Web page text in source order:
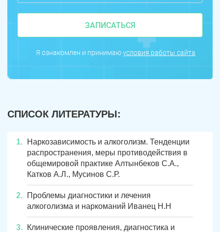
ЗАПИСАТЬСЯ
Я ознакомлен и принимаюусловия работы сайта
СПИСОК ЛИТЕРАТУРЫ:
Наркозависимость и алкоголизм. Тенденции
распространения, меры противодействия в
общемировой практике Алтынбеков С.А.,
Катков А.Л., Мусинов С.Р.
Проблемы диагностики и лечения
алкоголизма и наркоманий Иванец Н.Н
Клинические проявления, диагностика и